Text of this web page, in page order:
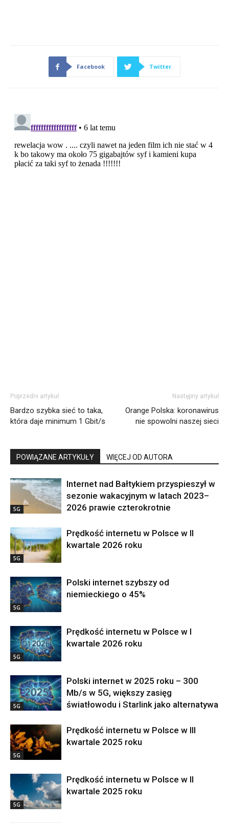
Facebook Twitter
Poprzedni artykuł
Bardzo szybka sieć to taka,
która daje minimum 1 Gbit/s
Następny artykuł
Orange Polska: koronawirus
nie spowolni naszej sieci
POWIĄZANE ARTYKUŁY WIĘCEJ OD AUTORA
5G
Internet nad Bałtykiem przyspieszył w
sezonie wakacyjnym w latach 2023–
2026 prawie czterokrotnie
5G
Prędkość internetu w Polsce w II
kwartale 2026 roku
5G
Polski internet szybszy od
niemieckiego o 45%
5G
Prędkość internetu w Polsce w I
kwartale 2026 roku
5G
Polski internet w 2025 roku – 300
Mb/s w 5G, większy zasięg
światłowodu i Starlink jako alternatywa
5G
Prędkość internetu w Polsce w III
kwartale 2025 roku
5G
Prędkość internetu w Polsce w II
kwartale 2025 roku